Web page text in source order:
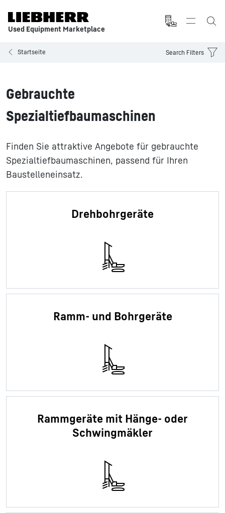
Used Equipment Marketplace
Startseite Search Filters
Gebrauchte
Spezialtiefbaumaschinen
Finden Sie attraktive Angebote für gebrauchte
Spezialtiefbaumaschinen, passend für Ihren
Baustelleneinsatz.
Drehbohrgeräte
Ramm- und Bohrgeräte
Rammgeräte mit Hänge- oder
Schwingmäkler